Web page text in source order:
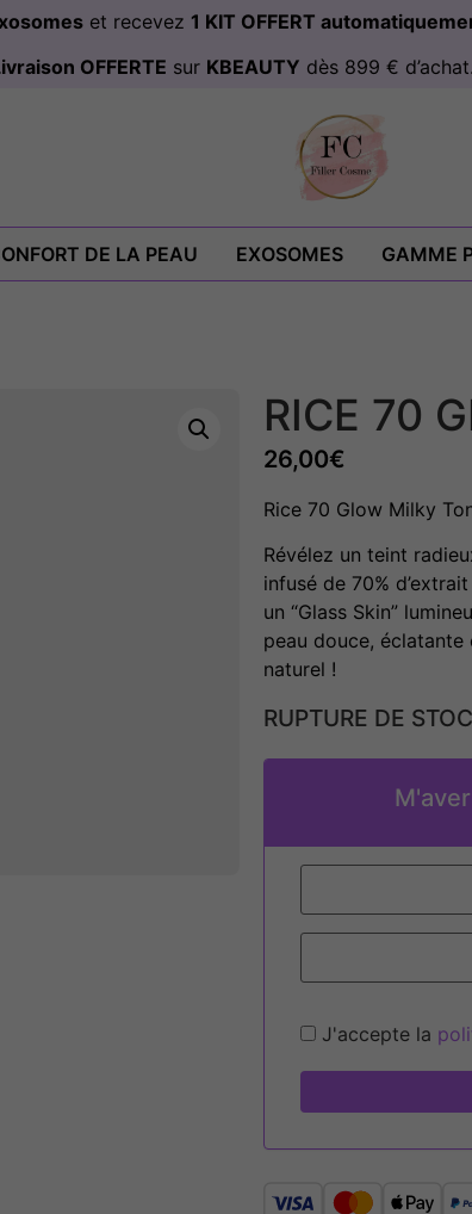
et recevez 1 KIT OFFERT
OFFERTE sur KBEAUTY dès 899 €
DE LA PEAU EXOSOMES GAMME
RICE 70
26,00€
Rice 70 Glow Milky
Révélez un teint
infusé de 70%
un “Glass Skin”
peau douce,
naturel !
RUPTURE DE
J'accepte la